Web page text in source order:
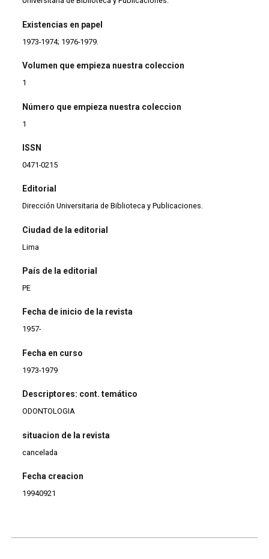
Existencias en papel
1973-1974; 1976-1979.
Volumen que empieza nuestra coleccion
1
Número que empieza nuestra coleccion
1
ISSN
0471-0215
Editorial
Dirección Universitaria de Biblioteca y Publicaciones.
Ciudad de la editorial
Lima
País de la editorial
PE
Fecha de inicio de la revista
1957-
Fecha en curso
1973-1979
Descriptores: cont. temático
ODONTOLOGIA
situacion de la revista
cancelada
Fecha creacion
19940921